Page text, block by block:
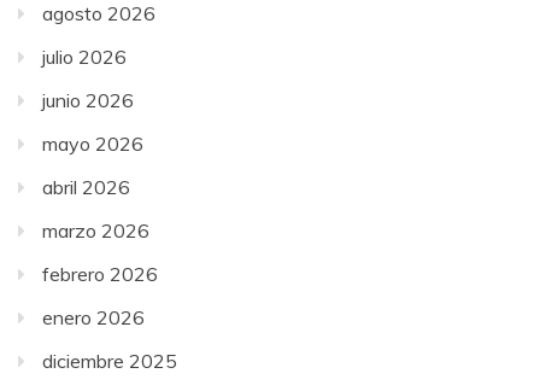
agosto 2026
julio 2026
junio 2026
mayo 2026
abril 2026
marzo 2026
febrero 2026
enero 2026
diciembre 2025